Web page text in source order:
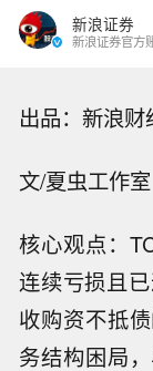
新浪证券
新浪证券官方
出品：新浪
文/夏虫工作室
核心观点：
连续亏损且
收购资不抵
务结构困局